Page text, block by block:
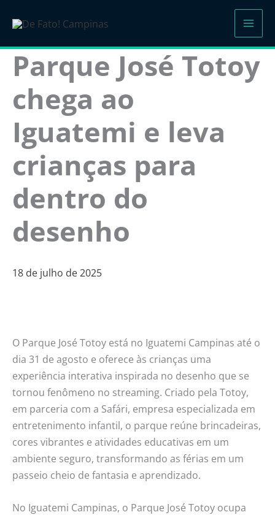
para
conteúdo
Parque José Totoy
chega ao
Iguatemi e leva
crianças para
dentro do
desenho
18 de julho de 2025
O Parque José Totoy está no Iguatemi Campinas até o
dia 31 de agosto e oferece às crianças uma
experiência interativa inspirada no desenho que se
tornou fenômeno no streaming. Criado pela Totoy,
em parceria com a Safári, empresa especializada em
entretenimento infantil, o parque reúne brincadeiras,
cores vibrantes e atividades educativas em um
ambiente seguro, transformando as férias em um
passeio cheio de fantasia e aprendizado.
No Iguatemi Campinas, o Parque José Totoy ocupa